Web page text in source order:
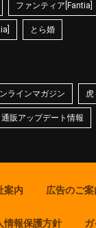
ファンティア[Fantia]
とら婚
ラインマガジン
通販アップデート情報
案内 広告のご案
情報保護方針